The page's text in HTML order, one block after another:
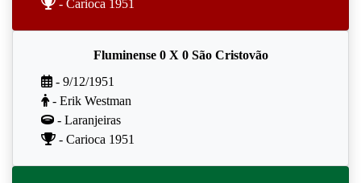
- Carioca 1951
Fluminense 0 X 0 São Cristovão
- 9/12/1951
- Erik Westman
- Laranjeiras
- Carioca 1951